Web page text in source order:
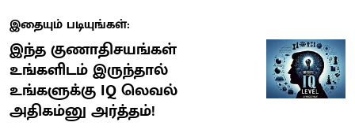
இதையும் படியுங்கள்:
இந்த குணாதிசயங்கள்
உங்களிடம் இருந்தால்
உங்களுக்கு IQ லெவல்
அதிகம்னு அர்த்தம்!